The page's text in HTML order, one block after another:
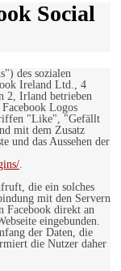
Social
des sozialen
Ireland Ltd., 4
2, Irland betrieben
Logos
"Like", "Gefällt
mit dem Zusatz
und das Aussehen der
.
die ein solches
mit den Servern
Facebook direkt an
eingebunden.
der Daten, die
die Nutzer daher